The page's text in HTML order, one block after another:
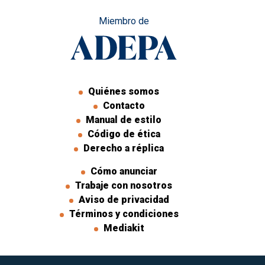
Miembro de
Quiénes somos
Contacto
Manual de estilo
Código de ética
Derecho a réplica
Cómo anunciar
Trabaje con nosotros
Aviso de privacidad
Términos y condiciones
Mediakit